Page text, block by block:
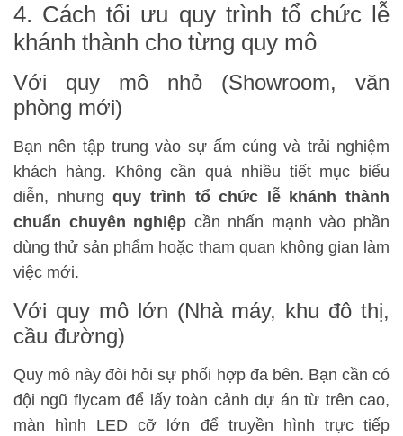
4. Cách tối ưu quy trình tổ chức lễ
khánh thành cho từng quy mô
Với quy mô nhỏ (Showroom, văn
phòng mới)
Bạn nên tập trung vào sự ấm cúng và trải nghiệm
khách hàng. Không cần quá nhiều tiết mục biểu
diễn, nhưngquy trình tổ chức lễ khánh thành
chuẩn chuyên nghiệp cần nhấn mạnh vào phần
dùng thử sản phẩm hoặc tham quan không gian làm
việc mới.
Với quy mô lớn (Nhà máy, khu đô thị,
cầu đường)
Quy mô này đòi hỏi sự phối hợp đa bên. Bạn cần có
đội ngũ flycam để lấy toàn cảnh dự án từ trên cao,
màn hình LED cỡ lớn để truyền hình trực tiếp